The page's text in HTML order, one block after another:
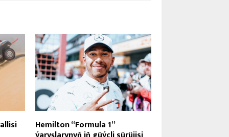
Hemilton “Formula 1”